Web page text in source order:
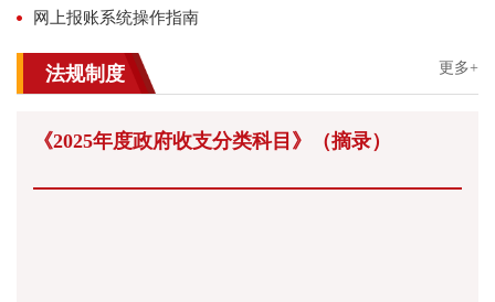
网上报账系统操作指南
法规制度 更多+
《2025年度政府收支分类科目》（摘录）